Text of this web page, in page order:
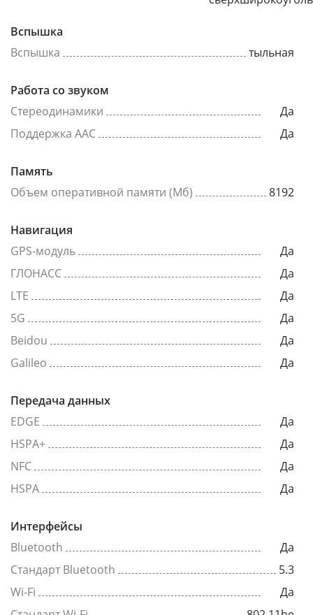
Вспышка
Вспышка
тыльная
Работа со звуком
Стереодинамики
Да
Поддержка AAC
Да
Память
Объем оперативной памяти (Мб)
8192
Навигация
GPS-модуль
Да
ГЛОНАСС
Да
LTE
Да
5G
Да
Beidou
Да
Galileo
Да
Передача данных
EDGE
Да
HSPA+
Да
NFC
Да
HSPA
Да
Интерфейсы
Bluetooth
Да
Стандарт Bluetooth
5.3
Wi-Fi
Да